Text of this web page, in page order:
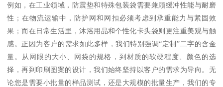
例如，在工业领域，防震垫和特殊包装袋需要兼顾缓冲性能与耐磨
性；在物流运输中，防护网和网扣必须考虑到承重能力与紧固效
果；而在日常生活里，沐浴用品和个性化卡头袋则更注重美观与触
感。正因为客户的需求如此多样，我们特别强调“定制”二字的含金
量。从网眼的大小、网袋的规格，到材质的软硬程度、颜色的选
择，再到印刷图案的设计，我们始终坚持以客户的需求为导向。无
论您是需要小批量的样品测试，还是大规模的批量生产，我们的专